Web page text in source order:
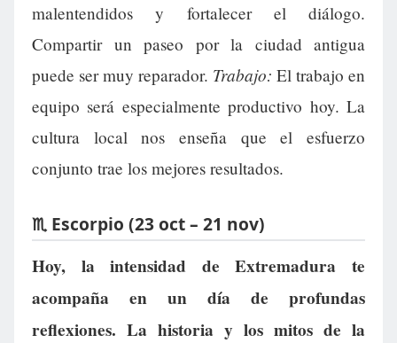
malentendidos y fortalecer el diálogo.
Compartir un paseo por la ciudad antigua
puede ser muy reparador. Trabajo: El trabajo en
equipo será especialmente productivo hoy. La
cultura local nos enseña que el esfuerzo
conjunto trae los mejores resultados.
♏ Escorpio (23 oct – 21 nov)
Hoy, la intensidad de Extremadura te
acompaña en un día de profundas
reflexiones. La historia y los mitos de la